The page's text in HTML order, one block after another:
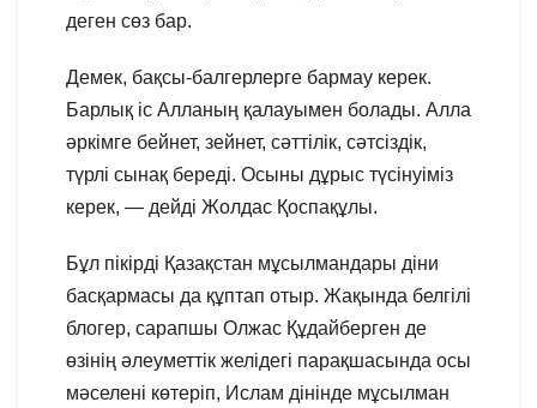
деген сөз бар.
Демек, бақсы-балгерлерге бармау керек.
Барлық іс Алланың қалауымен болады. Алла
әркімге бейнет, зейнет, сәттілік, сәтсіздік,
түрлі сынақ береді. Осыны дұрыс түсінуіміз
керек, — дейді Жолдас Қоспақұлы.
Бұл пікірді Қазақстан мұсылмандары діни
басқармасы да құптап отыр. Жақында белгілі
блогер, сарапшы Олжас Құдайберген де
өзінің әлеуметтік желідегі парақшасында осы
мәселені көтеріп, Ислам дінінде мұсылман